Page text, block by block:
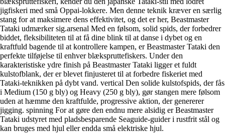
jigfiskeri med små Oppai-lokkere. Men denne teknik kræver en særlig
stang for at maksimere dens effektivitet, og det er her, Beastmaster
Tataki udmærker sig.arsenal Med en følsom, solid spids, der forbedrer
biddet, fleksibiliteten til at få dine blink til at danse i dybet og en
kraftfuld bagende til at kontrollere kampen, er Beastmaster Tataki den
perfekte tilføjelse til enhver blækspruttefiskers. Under den
karakteristiske ydre finish på Beastmaster Tataki ligger et fuldt
kulstofblank, der er blevet finjusteret til at forbedre fiskeriet med
Tataki-teknikken på dybt vand. vertical Den solide kulstofspids, der fås
i Medium (150 g bly) og Heavy (250 g bly), gør stangen mere følsom
uden at hæmme den kraftfulde, progressive aktion, der genererer
jigging. spinning For at gøre den endnu mere alsidig er Beastmaster
Tataki udstyret med pladsbesparende Seaguide-guider i rustfrit stål og
kan bruges med hjul eller endda små elektriske hjul.